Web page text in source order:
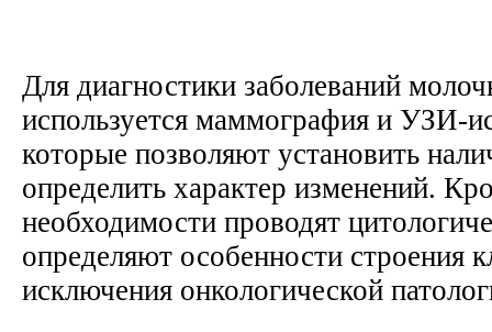
Для диагностики заболеваний
используется маммография и УЗИ-
которые позволяют установить
определить характер изменений.
необходимости проводят
определяют особенности строения
исключения онкологической